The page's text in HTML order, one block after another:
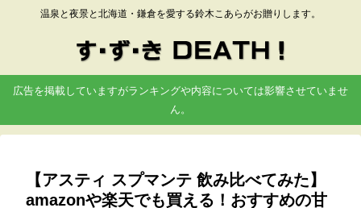
温泉と夜景と北海道・鎌倉を愛する鈴木こあらがお贈りします。
広告を掲載していますがランキングや内容については影響させていませ
ん。
【アスティ スプマンテ 飲み比べてみた】
amazonや楽天でも買える！おすすめの甘